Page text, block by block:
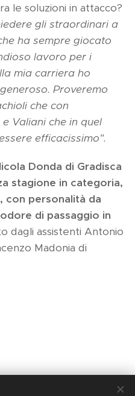
le soluzioni in attacco?
gli straordinari a
ha sempre giocato
lavoro per i
mia carriera ho
Proveremo
che con
Valiani che in quel
efficacissimo".
Donda di Gradisca
stagione in categoria,
con personalità da
di passaggio in
dagli assistenti Antonio
Madonia di